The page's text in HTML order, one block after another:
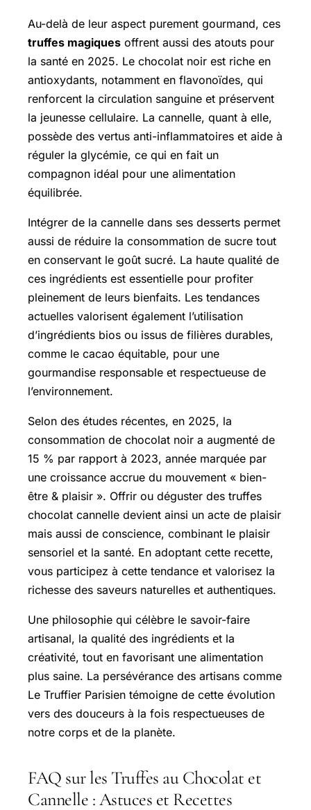
Au-delà de leur aspect purement gourmand, ces
truffes magiques offrent aussi des atouts pour
la santé en 2025. Le chocolat noir est riche en
antioxydants, notamment en flavonoïdes, qui
renforcent la circulation sanguine et préservent
la jeunesse cellulaire. La cannelle, quant à elle,
possède des vertus anti-inflammatoires et aide à
réguler la glycémie, ce qui en fait un
compagnon idéal pour une alimentation
équilibrée.
Intégrer de la cannelle dans ses desserts permet
aussi de réduire la consommation de sucre tout
en conservant le goût sucré. La haute qualité de
ces ingrédients est essentielle pour profiter
pleinement de leurs bienfaits. Les tendances
actuelles valorisent également l’utilisation
d’ingrédients bios ou issus de filières durables,
comme le cacao équitable, pour une
gourmandise responsable et respectueuse de
l’environnement.
Selon des études récentes, en 2025, la
consommation de chocolat noir a augmenté de
15 % par rapport à 2023, année marquée par
une croissance accrue du mouvement « bien-
être & plaisir ». Offrir ou déguster des truffes
chocolat cannelle devient ainsi un acte de plaisir
mais aussi de conscience, combinant le plaisir
sensoriel et la santé. En adoptant cette recette,
vous participez à cette tendance et valorisez la
richesse des saveurs naturelles et authentiques.
Une philosophie qui célèbre le savoir-faire
artisanal, la qualité des ingrédients et la
créativité, tout en favorisant une alimentation
plus saine. La persévérance des artisans comme
Le Truffier Parisien témoigne de cette évolution
vers des douceurs à la fois respectueuses de
notre corps et de la planète.
FAQ sur les Truffes au Chocolat et
Cannelle : Astuces et Recettes